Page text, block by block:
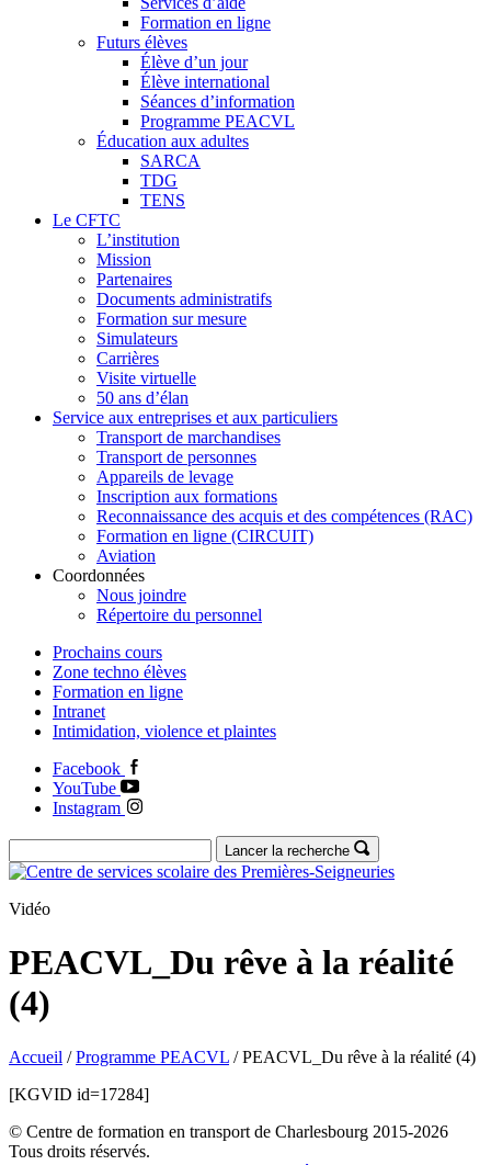
Formation en ligne
Futurs élèves
Élève d’un jour
Élève international
Séances d’information
Programme PEACVL
Éducation aux adultes
SARCA
TDG
TENS
Le CFTC
L’institution
Mission
Partenaires
Documents administratifs
Formation sur mesure
Simulateurs
Carrières
Visite virtuelle
50 ans d’élan
Service aux entreprises et aux particuliers
Transport de marchandises
Transport de personnes
Appareils de levage
Inscription aux formations
Reconnaissance des acquis et des compétences (RAC)
Formation en ligne (CIRCUIT)
Aviation
Coordonnées
Nous joindre
Répertoire du personnel
Prochains cours
Zone techno élèves
Formation en ligne
Intranet
Intimidation, violence et plaintes
Facebook
YouTube
Instagram
Lancer la recherche
Vidéo
PEACVL_Du rêve à la réalité
(4)
Accueil /Programme PEACVL /PEACVL_Du rêve à la réalité (4)
[KGVID id=17284]
© Centre de formation en transport de Charlesbourg 2015-2026
Tous droits réservés.